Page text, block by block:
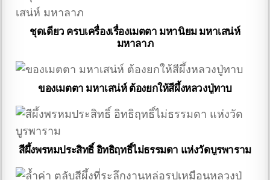
ชุดเดียว ครบเครื่องเรื่องเมตตา มหานิยม มหาเสน่ห์
มหาลาภ
ของเมตตา มหาเสน่ห์ ต้องยกให้สีผึ้งหลวงปู่ทาบ
สีผึ้งพรหมประสิทธิ์ อิทธิฤทธิ์ไม่ธรรมดา แห่งวัดบูรพาราม